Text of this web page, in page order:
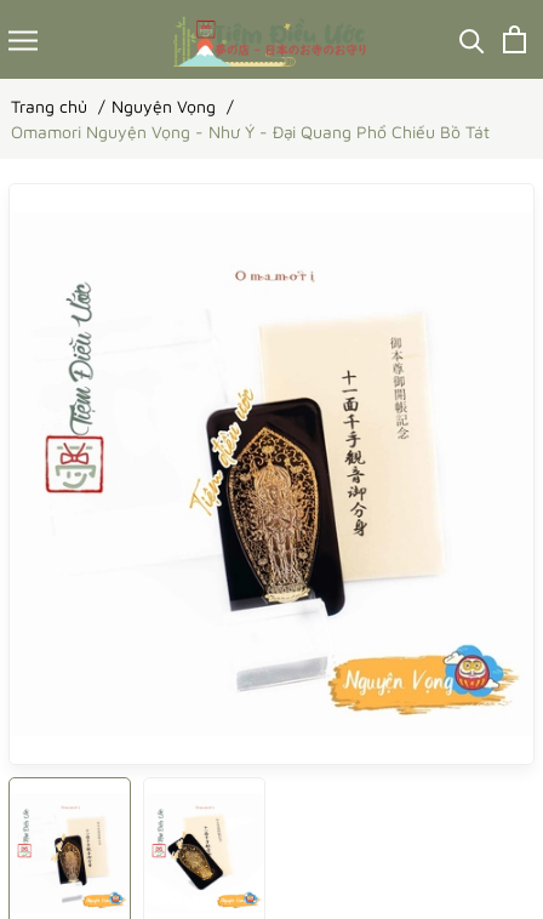
Trang chủ
Nguyện Vọng
Omamori Nguyện Vọng - Như Ý - Đại Quang Phổ Chiếu Bồ Tát